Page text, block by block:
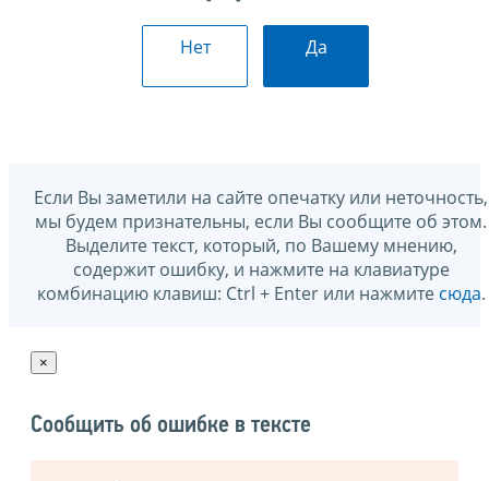
Нет Да
Если Вы заметили на сайте опечатку или неточность,
мы будем признательны, если Вы сообщите об этом.
Выделите текст, который, по Вашему мнению,
содержит ошибку, и нажмите на клавиатуре
комбинацию клавиш: Ctrl + Enter или нажмите сюда.
×
Сообщить об ошибке в тексте